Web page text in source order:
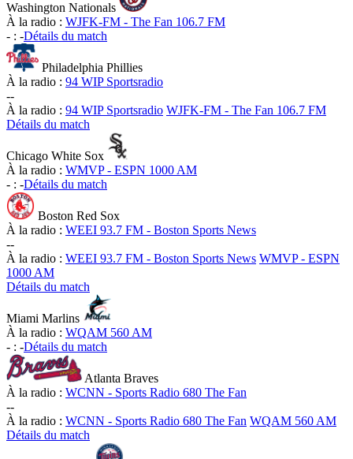
Washington Nationals
À la radio : WJFK-FM - The Fan 106.7 FM
- : -Détails du match
Philadelphia Phillies
À la radio : 94 WIP Sportsradio
--
À la radio : 94 WIP Sportsradio WJFK-FM - The Fan 106.7 FM
Détails du match
Chicago White Sox
À la radio : WMVP - ESPN 1000 AM
- : -Détails du match
Boston Red Sox
À la radio : WEEI 93.7 FM - Boston Sports News
--
À la radio : WEEI 93.7 FM - Boston Sports News WMVP - ESPN
1000 AM
Détails du match
Miami Marlins
À la radio : WQAM 560 AM
- : -Détails du match
Atlanta Braves
À la radio : WCNN - Sports Radio 680 The Fan
--
À la radio : WCNN - Sports Radio 680 The Fan WQAM 560 AM
Détails du match